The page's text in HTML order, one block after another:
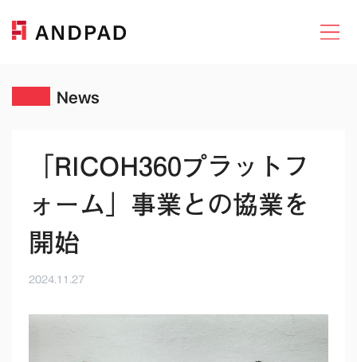
News
「RICOH360プラットフ
ォーム」事業との協業を
開始
2024.11.27